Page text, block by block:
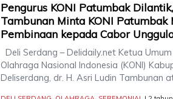
Pengurus KONI Patumbak
Tambunan Minta KONI Patumbak
Pembinaan kepada Cabor
Deli Serdang – Delidaily.net Ketua
Olahraga Nasional Indonesia (KONI)
Deliserdang, dr. H. Asri Ludin Tambunan